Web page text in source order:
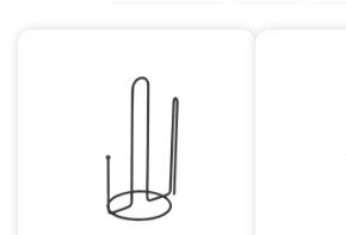
Accesorios para el hogar
Herramientas
Muebles Infantiles